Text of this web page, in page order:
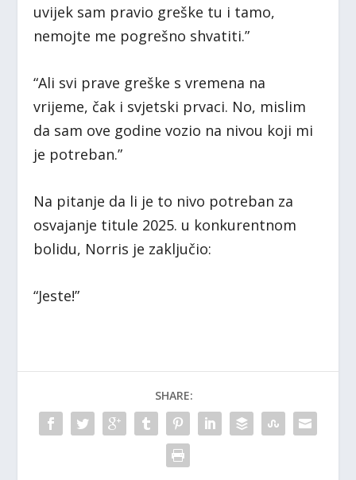
uvijek sam pravio greške tu i tamo,
nemojte me pogrešno shvatiti.”
“Ali svi prave greške s vremena na
vrijeme, čak i svjetski prvaci. No, mislim
da sam ove godine vozio na nivou koji mi
je potreban.”
Na pitanje da li je to nivo potreban za
osvajanje titule 2025. u konkurentnom
bolidu, Norris je zaključio:
“Jeste!”
SHARE: